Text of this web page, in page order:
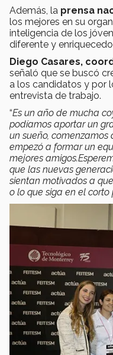
Además, la prensa
los mejores en su
inteligencia de los
diferente y
Diego Casares,
señaló que se buscó
a los candidatos y por
entrevista de trabajo.
“Es un año de mucha
podíamos aportar un
un sueño,
empezó a formar un
mejores
que las nuevas
sientan motivados a
o lo que siga en el corto